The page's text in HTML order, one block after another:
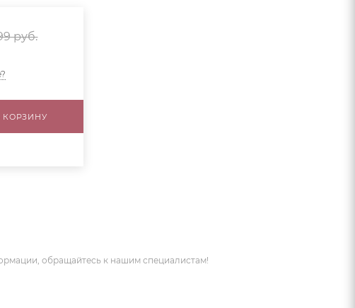
руб.
КОРЗИНУ
обращайтесь к нашим специалистам!